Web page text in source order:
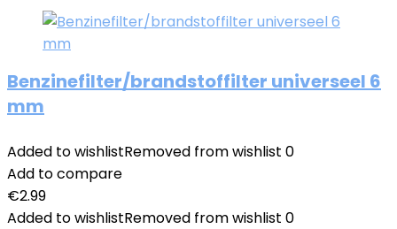
Benzinefilter/brandstoffilter universeel 6
mm
Added to wishlistRemoved from wishlist 0
Add to compare
€2.99
Added to wishlistRemoved from wishlist 0